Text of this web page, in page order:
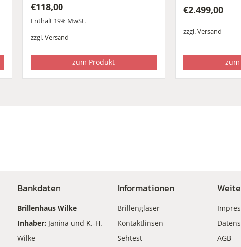
€118,00
Enthält 19% MwSt.
zzgl.Versand
zum Produkt
€2.499,00
zzgl.Versand
Bankdaten
Brillenhaus Wilke
Inhaber: Janina und K.-H.
Wilke
Informationen
Brillengläser
Kontaktlinsen
Sehtest
AGB